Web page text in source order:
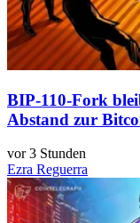
BIP-110-Fork
Abstand zur
vor 3 Stunden
Ezra Reguerra